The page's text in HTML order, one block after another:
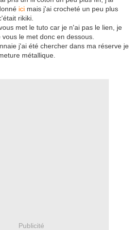
ici mais j'ai crocheté un peu plus
rikiki.
met le tuto car je n'ai pas le lien, je
le met donc en dessous.
j'ai été chercher dans ma réserve je
métallique.
Publicité